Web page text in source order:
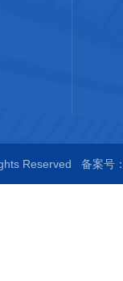
Reserved 备案号